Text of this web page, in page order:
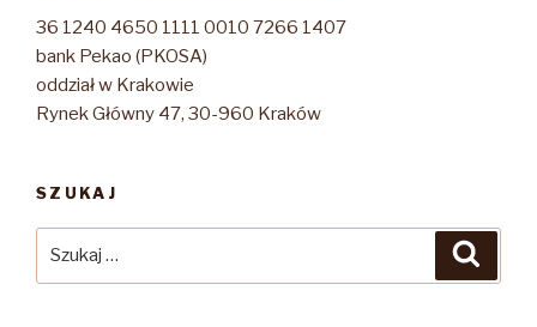
36 1240 4650 1111 0010 7266 1407
bank Pekao (PKOSA)
oddział w Krakowie
Rynek Główny 47, 30-960 Kraków
SZUKAJ